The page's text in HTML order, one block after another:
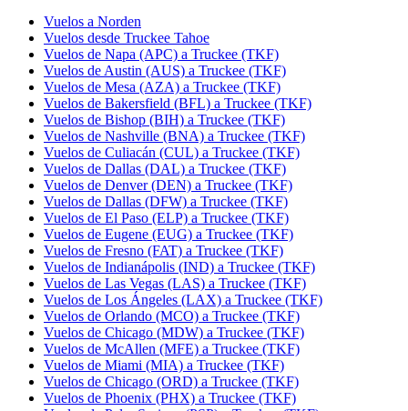
Vuelos a Norden
Vuelos desde Truckee Tahoe
Vuelos de Napa (APC) a Truckee (TKF)
Vuelos de Austin (AUS) a Truckee (TKF)
Vuelos de Mesa (AZA) a Truckee (TKF)
Vuelos de Bakersfield (BFL) a Truckee (TKF)
Vuelos de Bishop (BIH) a Truckee (TKF)
Vuelos de Nashville (BNA) a Truckee (TKF)
Vuelos de Culiacán (CUL) a Truckee (TKF)
Vuelos de Dallas (DAL) a Truckee (TKF)
Vuelos de Denver (DEN) a Truckee (TKF)
Vuelos de Dallas (DFW) a Truckee (TKF)
Vuelos de El Paso (ELP) a Truckee (TKF)
Vuelos de Eugene (EUG) a Truckee (TKF)
Vuelos de Fresno (FAT) a Truckee (TKF)
Vuelos de Indianápolis (IND) a Truckee (TKF)
Vuelos de Las Vegas (LAS) a Truckee (TKF)
Vuelos de Los Ángeles (LAX) a Truckee (TKF)
Vuelos de Orlando (MCO) a Truckee (TKF)
Vuelos de Chicago (MDW) a Truckee (TKF)
Vuelos de McAllen (MFE) a Truckee (TKF)
Vuelos de Miami (MIA) a Truckee (TKF)
Vuelos de Chicago (ORD) a Truckee (TKF)
Vuelos de Phoenix (PHX) a Truckee (TKF)